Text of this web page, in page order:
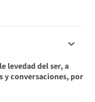
levedad del ser, a
y conversaciones, por